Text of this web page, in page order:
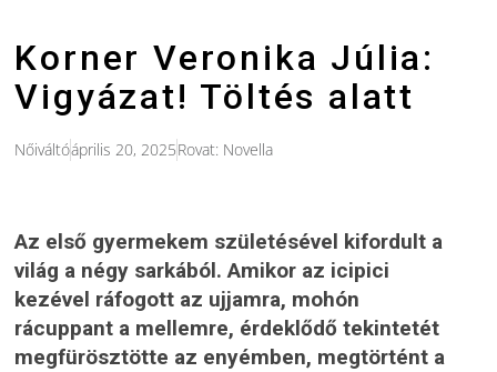
Korner Veronika Júlia:
Vigyázat! Töltés alatt
Nőiváltóáprilis 20, 2025Rovat: Novella
Az első gyermekem születésével kifordult a
világ a négy sarkából. Amikor az icipici
kezével ráfogott az ujjamra, mohón
rácuppant a mellemre, érdeklődő tekintetét
megfürösztötte az enyémben, megtörtént a